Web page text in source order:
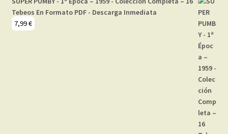
Tebeos En Formato PDF - Descarga Inmediata
7,99€